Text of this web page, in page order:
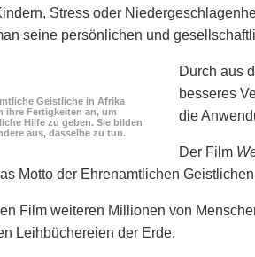
Stress oder
seine persönlichen und
Geistliche in Afrika
ihre Fertigkeiten an, um
Hilfe zu geben. Sie bilden
aus, dasselbe zu tun.
Durch aus
besseres
die
Der Film
Motto der Ehrenamtlichen Geistlichen
Film weiteren Millionen von
Leihbüchereien der Erde.